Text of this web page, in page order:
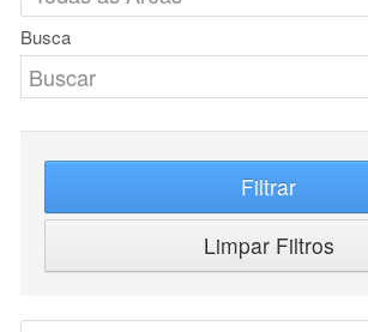
Busca
Filtrar
Limpar Filtros